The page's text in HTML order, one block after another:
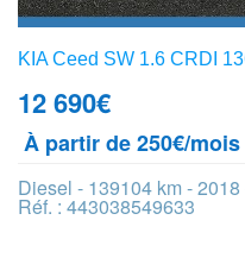
KIA Ceed SW 1.6 CRDI
12 690€
À partir de 250€/mois
Diesel - 139104 km -
Réf. : 443038549633